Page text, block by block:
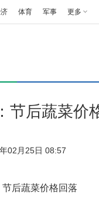
体育 军事 更多
节后蔬菜价
02月25日 08:57
后蔬菜价格回落